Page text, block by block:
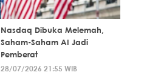
Nasdaq Dibuka Melemah,
Saham-Saham AI Jadi
Pemberat
28/07/2026 21:55 WIB